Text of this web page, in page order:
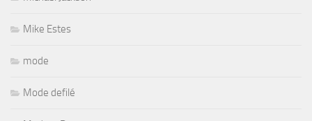
Mike Estes
mode
Mode defilé